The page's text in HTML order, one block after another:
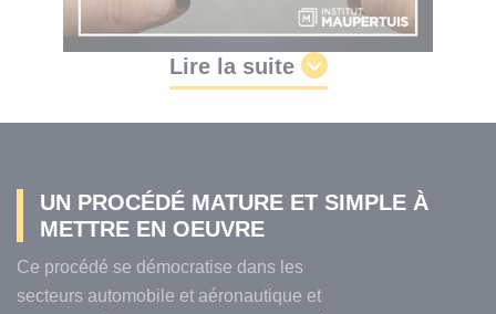
Lire la suite
UN PROCÉDÉ MATURE ET SIMPLE À
METTRE EN OEUVRE
Ce procédé se démocratise dans les
secteurs automobile et aéronautique et